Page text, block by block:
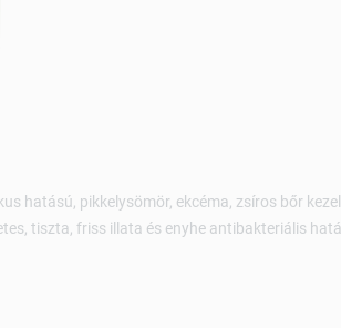
hatású, pikkelysömör, ekcéma, zsíros bőr
tiszta, friss illata és enyhe antibakteriális